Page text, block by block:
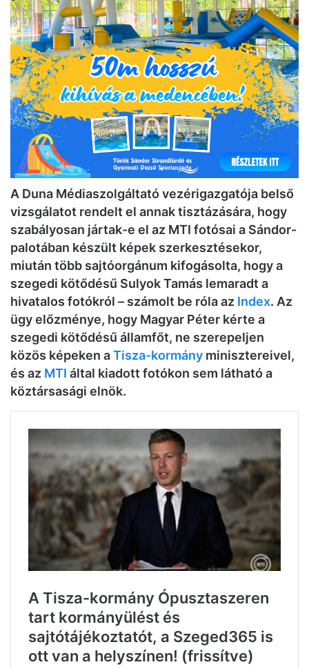
A Duna Médiaszolgáltató vezérigazgatója belső
vizsgálatot rendelt el annak tisztázására, hogy
szabályosan jártak-e el az MTI fotósai a Sándor-
palotában készült képek szerkesztésekor,
miután több sajtóorgánum kifogásolta, hogy a
szegedi kötődésű Sulyok Tamás lemaradt a
hivatalos fotókról – számolt be róla az Index. Az
ügy előzménye, hogy Magyar Péter kérte a
szegedi kötődésű államfőt, ne szerepeljen
közös képeken aTisza-kormány minisztereivel,
és az MTI által kiadott fotókon sem látható a
köztársasági elnök.